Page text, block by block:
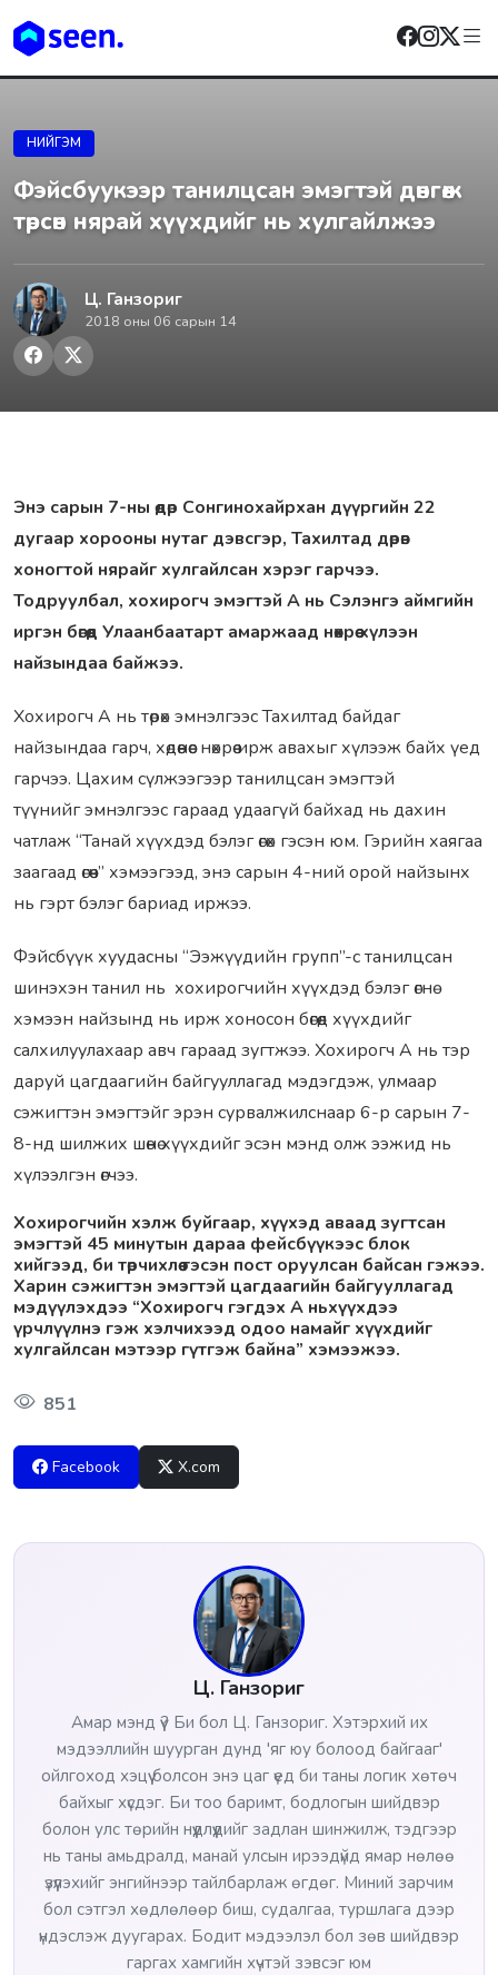
НИЙГЭМ
Фэйсбуукээр танилцсан эмэгтэй дөнгөж
төрсөн нярай хүүхдийг нь хулгайлжээ
Ц. Ганзориг
2018 оны 06 сарын 14
Энэ сарын 7-ны өдөр Сонгинохайрхан дүүргийн 22
дугаар хорооны нутаг дэвсгэр, Тахилтад дөрөв
хоногтой нярайг хулгайлсан хэрэг гарчээ.
Тодруулбал, хохирогч эмэгтэй А нь Сэлэнгэ аймгийн
иргэн бөгөөд Улаанбаатарт амаржаад нөхрөө хүлээн
найзындаа байжээ.
Xохирогч А нь төрөх эмнэлгээс Тахилтад байдаг
найзындаа гарч, хөдөөнөөс нөхрөө ирж авахыг хүлээж байх үед
гарчээ. Цахим сүлжээгээр танилцсан эмэгтэй
түүнийг эмнэлгээс гараад удаагүй байхад нь дахин
чатлаж “Танай хүүхдэд бэлэг өгөх гэсэн юм. Гэрийн хаягаа
заагаад өгөөч” хэмээгээд, энэ сарын 4-ний орой найзынх
нь гэрт бэлэг бариад иржээ.
Фэйсбүүк хуудасны “Ээжүүдийн групп”-с танилцсан
шинэхэн танил нь хохирогчийн хүүхдэд бэлэг өгнө
хэмээн найзынд нь ирж хоносон бөгөөд хүүхдийг
салхилуулахаар авч гараад зугтжээ. Хохирогч А нь тэр
даруй цагдаагийн байгууллагад мэдэгдэж, улмаар
сэжигтэн эмэгтэйг эрэн сурвалжилснаар 6-р сарын 7-
8-нд шилжих шөнө хүүхдийг эсэн мэнд олж ээжид нь
хүлээлгэн өгчээ.
Хохирогчийн хэлж буйгаар, хүүхэд аваад зугтсан
эмэгтэй 45 минутын дараа фейсбүүкээс блок
хийгээд, би төрчихлөө гэсэн пост оруулсан байсан гэжээ.
Харин сэжигтэн эмэгтэй цагдаагийн байгууллагад
мэдүүлэхдээ “Хохирогч гэгдэх А ньхүүхдээ
үрчлүүлнэ гэж хэлчихээд одоо намайг хүүхдийг
хулгайлсан мэтээр гүтгэж байна” хэмээжээ.
851
Facebook X.com
Ц. Ганзориг
Амар мэнд үү? Би бол Ц. Ганзориг. Хэтэрхий их
мэдээллийн шуурган дунд 'яг юу болоод байгааг'
ойлгоход хэцүү болсон энэ цаг үед би таны логик хөтөч
байхыг хүсдэг. Би тоо баримт, бодлогын шийдвэр
болон улс төрийн нүүдлүүдийг задлан шинжилж, тэдгээр
нь таны амьдралд, манай улсын ирээдүйд ямар нөлөө
үзүүлэхийг энгийнээр тайлбарлаж өгдөг. Миний зарчим
бол сэтгэл хөдлөлөөр биш, судалгаа, туршлага дээр
үндэслэж дуугарах. Бодит мэдээлэл бол зөв шийдвэр
гаргах хамгийн хүчтэй зэвсэг юм